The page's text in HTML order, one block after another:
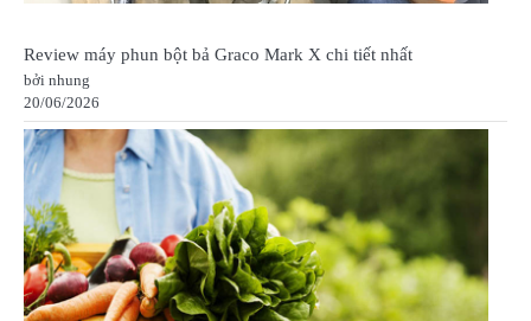
Review máy phun bột bả Graco Mark X chi tiết nhất
bởi nhung
20/06/2026